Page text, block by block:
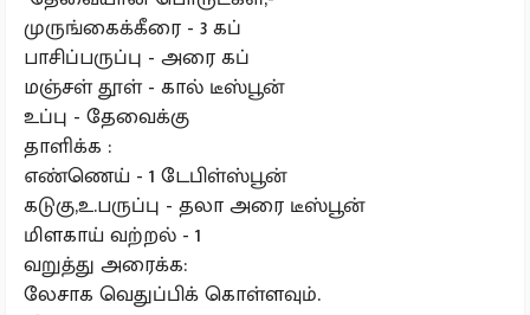
முருங்கைக்கீரை - 3 கப்
பாசிப்பருப்பு - அரை கப்
மஞ்சள் தூள் - கால் டீஸ்பூன்
உப்பு - தேவைக்கு
தாளிக்க :
எண்ணெய் - 1 டேபிள்ஸ்பூன்
கடுகு,உ.பருப்பு - தலா அரை டீஸ்பூன்
மிளகாய் வற்றல் - 1
வறுத்து அரைக்க:
லேசாக வெதுப்பிக் கொள்ளவும்.